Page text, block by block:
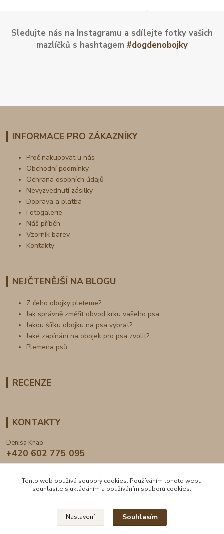
Sledujte nás na Instagramu a sdílejte fotky vašich
mazlíčků s hashtagem #dogdenobojky
INFORMACE PRO ZÁKAZNÍKY
Proč nakupovat u nás
Obchodní podmínky
Ochrana osobních údajů
Nevyzvednutí zásilky
Doprava a platba
Fotogalerie
Náš příběh
Vzorník barev
Kontakty
NEJČTENĚJŠÍ NA BLOGU
Z čeho obojky pleteme?
Jak správně změřit obvod krku vašeho psa
Jakou šířku obojku na psa vybrat?
Jaké zapínání na obojek pro psa zvolit?
Plemena psů
RECENZE
KONTAKTY
Denisa Knap
+420 602 775 095
Tento web používá soubory cookies. Používáním tohoto webu
souhlasíte s ukládáním a používáním souborů cookies.
Nastavení Souhlasím